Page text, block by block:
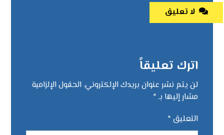
لا تعليق
اترك تعليقاً
لن يتم نشر عنوان بريدك الإلكتروني. الحقول الإلزامية
مشار إليها بـ*
التعليق *